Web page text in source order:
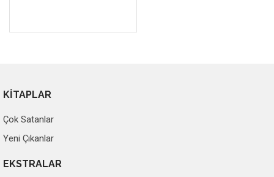
KİTAPLAR
Çok Satanlar
Yeni Çıkanlar
EKSTRALAR